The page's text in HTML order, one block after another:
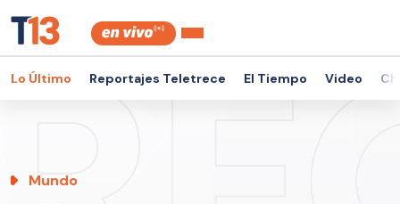
Lo Último Reportajes Teletrece El Tiempo Video
Mundo